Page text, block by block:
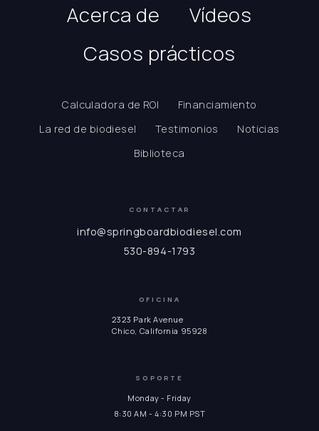
Acerca de
Vídeos
Casos prácticos
Calculadora de ROI
Financiamiento
La red de biodiesel
Testimonios
Noticias
Biblioteca
CONTACTAR
info@springboardbiodiesel.com
530-894-1793
OFICINA
2323 Park Avenue
Chico, California 95928
SOPORTE
Monday - Friday
8:30 AM - 4:30 PM PST